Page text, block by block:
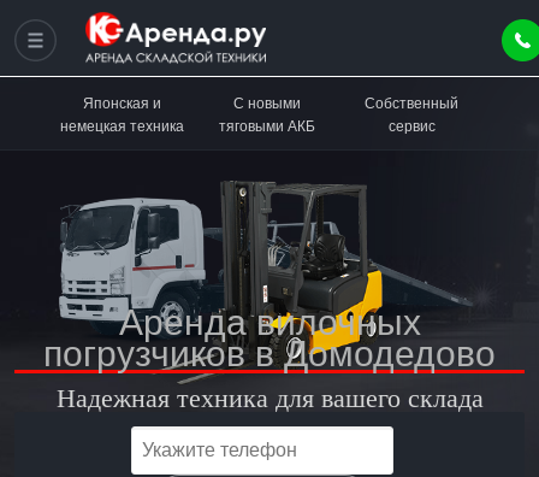
Японская и
немецкая техника
С новыми
тяговыми АКБ
Собственный
сервис
Аренда вилочных
погрузчиков в Домодедово
Надежная техника для вашего склада